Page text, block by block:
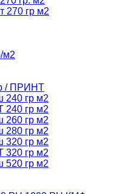
270 гр м2
м2
/ ПРИНТ
240 гр м2
240 гр м2
260 гр м2
280 гр м2
320 гр м2
320 гр м2
520 гр м2